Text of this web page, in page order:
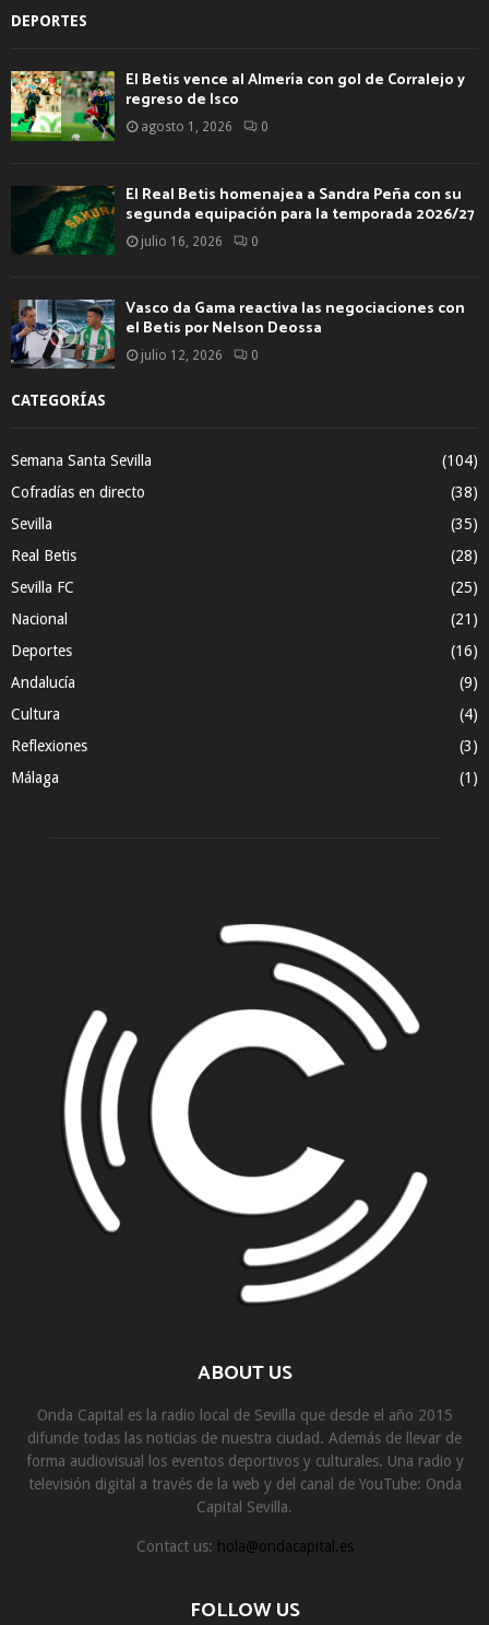
DEPORTES
El Betis vence al Almería con gol de Corralejo y
regreso de Isco
agosto 1, 2026 0
El Real Betis homenajea a Sandra Peña con su
segunda equipación para la temporada 2026/27
julio 16, 2026 0
Vasco da Gama reactiva las negociaciones con
el Betis por Nelson Deossa
julio 12, 2026 0
CATEGORÍAS
Semana Santa Sevilla
(104)
Cofradías en directo
(38)
Sevilla
(35)
Real Betis
(28)
Sevilla FC
(25)
Nacional
(21)
Deportes
(16)
Andalucía
(9)
Cultura
(4)
Reflexiones
(3)
Málaga
(1)
ABOUT US
Onda Capital es la radio local de Sevilla que desde el año 2015
difunde todas las noticias de nuestra ciudad. Además de llevar de
forma audiovisual los eventos deportivos y culturales. Una radio y
televisión digital a través de la web y del canal de YouTube: Onda
Capital Sevilla.
Contact us: hola@ondacapital.es
FOLLOW US